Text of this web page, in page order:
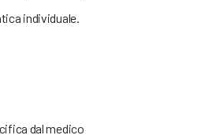
individuale.
dal medico